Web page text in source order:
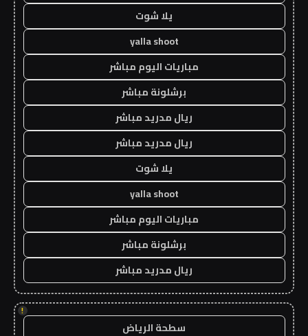
يلا شوت
yalla shoot
مباريات اليوم مباشر
برشلونة مباشر
ريال مدريد مباشر
ريال مدريد مباشر
يلا شوت
yalla shoot
مباريات اليوم مباشر
برشلونة مباشر
ريال مدريد مباشر
!
سطحة الرياض